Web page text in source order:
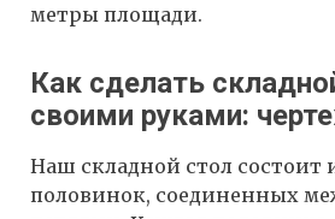
метры площади.
Как сделать
своими руками:
Наш складной стол состоит
половинок, соединенных